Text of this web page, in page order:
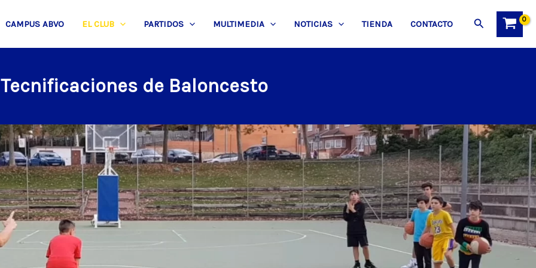
CAMPUS ABVO EL CLUB PARTIDOS MULTIMEDIA NOTICIAS TIENDA CONTACTO Buscar
Tecnificaciones de Baloncesto